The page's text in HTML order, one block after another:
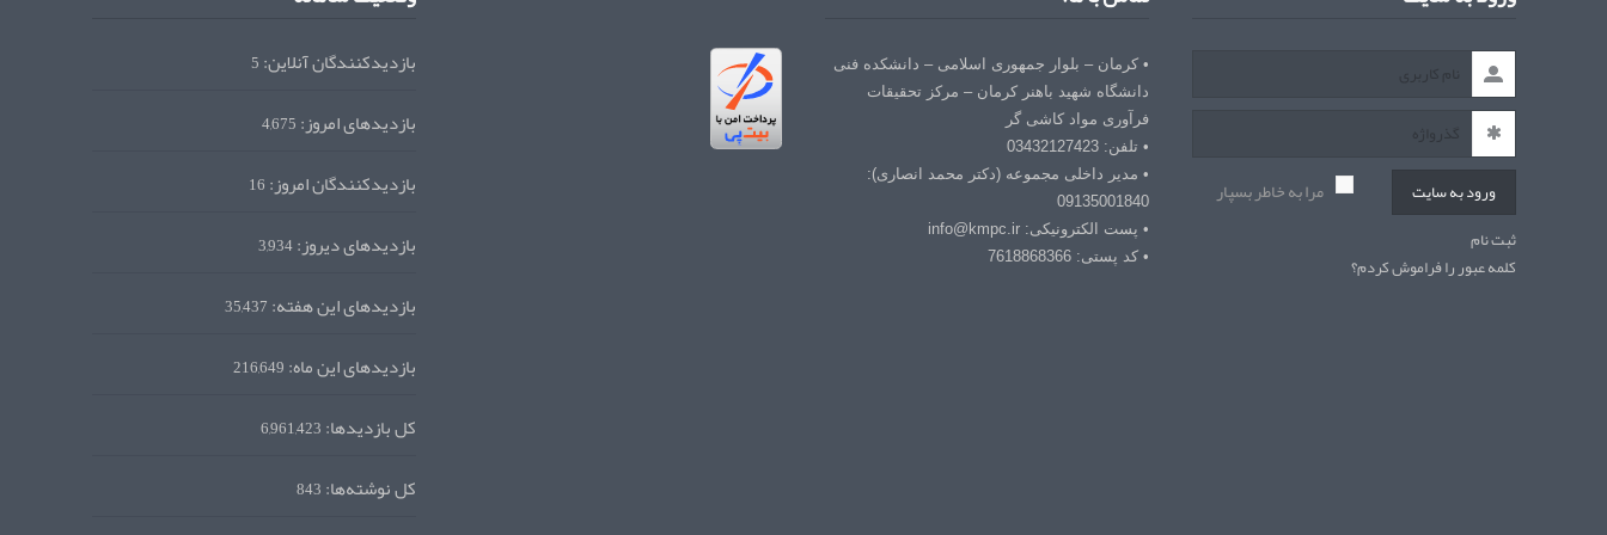
ورود به سایت مرا به خاطر بسپار
ثبت نام
کلمه عبور را فراموش کردم؟
• کرمان – بلوار جمهوری اسلامی – دانشکده فنی
دانشگاه شهید باهنر کرمان – مرکز تحقیقات
فرآوری مواد کاشی گر
• تلفن: 03432127423
• مدیر داخلی مجموعه (دکتر محمد انصاری):
09135001840
• پست الکترونیکی: info@kmpc.ir
• کد پستی: 7618868366
بازدیدکنندگان آنلاین:5
بازدیدهای امروز:4,675
بازدیدکنندگان امروز:16
بازدیدهای دیروز:3,934
بازدیدهای این هفته:35,437
بازدیدهای این ماه:216,649
کل بازدیدها:6,961,423
کل نوشته‌ها:843